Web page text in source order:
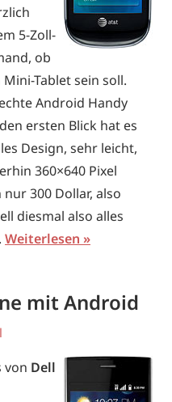
5-Zoll-
ob
Tablet sein soll.
Android Handy
ersten Blick hat es
Design, sehr leicht,
360×640 Pixel
300 Dollar, also
diesmal also alles
Weiterlesen
mit Android
von Dell